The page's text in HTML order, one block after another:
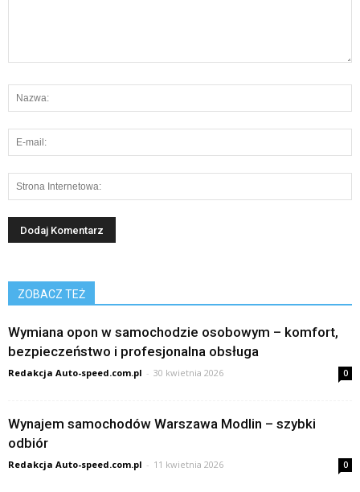
ZOBACZ TEŻ
Wymiana opon w samochodzie osobowym – komfort,
bezpieczeństwo i profesjonalna obsługa
Redakcja Auto-speed.com.pl - 30 kwietnia 2026 0
Wynajem samochodów Warszawa Modlin – szybki
odbiór
Redakcja Auto-speed.com.pl - 11 kwietnia 2026 0